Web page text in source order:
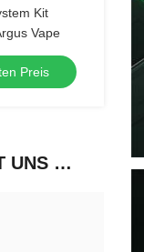
Kit
Vape
Preis
TRETEN SIE MIT UNS IN VERBINDUNG